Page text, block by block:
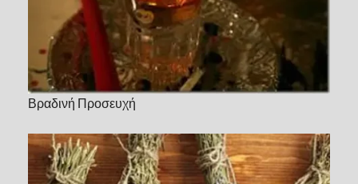
Βραδινή Προσευχή